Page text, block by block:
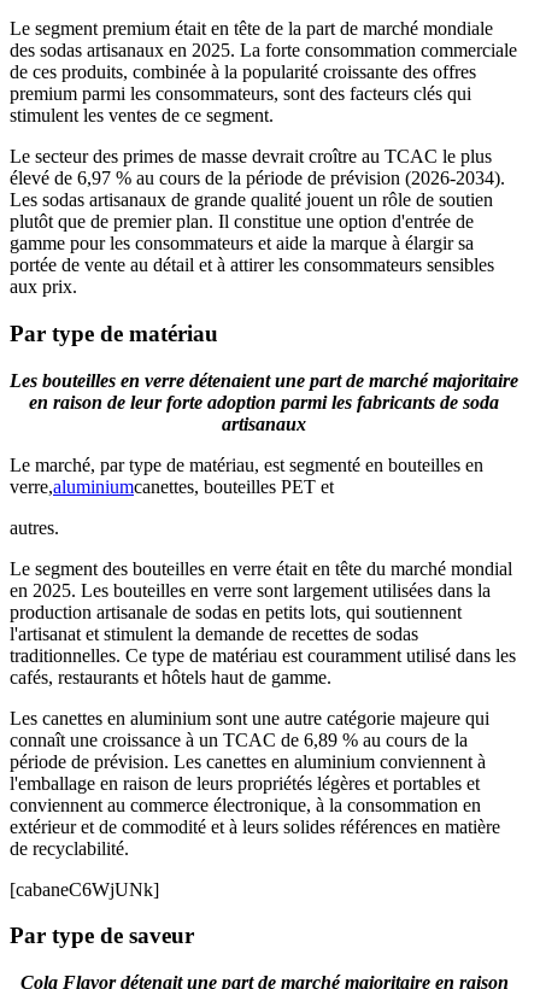
Le segment premium était en tête de la part de marché mondiale
des sodas artisanaux en 2025. La forte consommation commerciale
de ces produits, combinée à la popularité croissante des offres
premium parmi les consommateurs, sont des facteurs clés qui
stimulent les ventes de ce segment.
Le secteur des primes de masse devrait croître au TCAC le plus
élevé de 6,97 % au cours de la période de prévision (2026-2034).
Les sodas artisanaux de grande qualité jouent un rôle de soutien
plutôt que de premier plan. Il constitue une option d'entrée de
gamme pour les consommateurs et aide la marque à élargir sa
portée de vente au détail et à attirer les consommateurs sensibles
aux prix.
Par type de matériau
Les bouteilles en verre détenaient une part de marché majoritaire
en raison de leur forte adoption parmi les fabricants de soda
artisanaux
Le marché, par type de matériau, est segmenté en bouteilles en
verre,aluminiumcanettes, bouteilles PET et
autres.
Le segment des bouteilles en verre était en tête du marché mondial
en 2025. Les bouteilles en verre sont largement utilisées dans la
production artisanale de sodas en petits lots, qui soutiennent
l'artisanat et stimulent la demande de recettes de sodas
traditionnelles. Ce type de matériau est couramment utilisé dans les
cafés, restaurants et hôtels haut de gamme.
Les canettes en aluminium sont une autre catégorie majeure qui
connaît une croissance à un TCAC de 6,89 % au cours de la
période de prévision. Les canettes en aluminium conviennent à
l'emballage en raison de leurs propriétés légères et portables et
conviennent au commerce électronique, à la consommation en
extérieur et de commodité et à leurs solides références en matière
de recyclabilité.
[cabaneC6WjUNk]
Par type de saveur
Cola Flavor détenait une part de marché majoritaire en raison